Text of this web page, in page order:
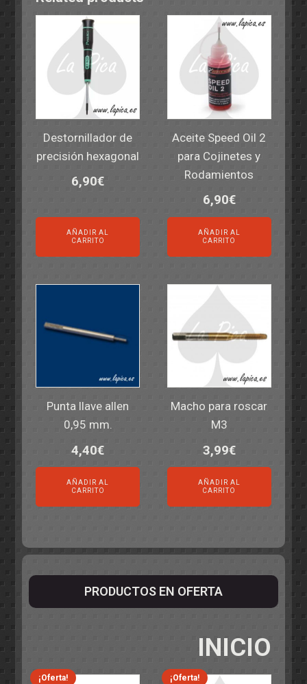
Destornillador de
precisión hexagonal
6,90€
AÑADIR AL
CARRITO
Aceite Speed Oil 2
para Cojinetes y
Rodamientos
6,90€
AÑADIR AL
CARRITO
Punta llave allen
0,95 mm.
4,40€
AÑADIR AL
CARRITO
Macho para roscar
M3
3,99€
AÑADIR AL
CARRITO
PRODUCTOS EN OFERTA
INICIO
¡Oferta! ¡Oferta!